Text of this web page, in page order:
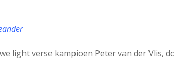
light verse kampioen Peter van der Vlis,